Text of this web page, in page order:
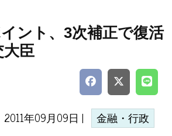
ント、3次補正で復活
大臣
2011年09月09日 | 金融・行政